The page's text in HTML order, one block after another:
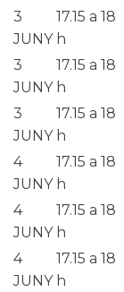
3
JUNY
17.15 a 18
h
3
JUNY
17.15 a 18
h
3
JUNY
17.15 a 18
h
4
JUNY
17.15 a 18
h
4
JUNY
17.15 a 18
h
4
JUNY
17.15 a 18
h